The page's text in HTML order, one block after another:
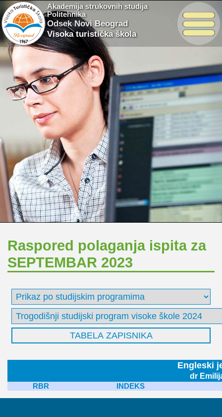
Akademija strukovnih studija
Politehnika
Odsek Novi Beograd
Visoka turistička škola
Raspored polaganja ispita za
SEPTEMBAR 2023
Engleski
dr
RBR INDEKS